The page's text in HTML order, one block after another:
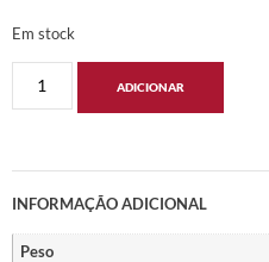
Em stock
ADICIONAR
INFORMAÇÃO ADICIONAL
Peso